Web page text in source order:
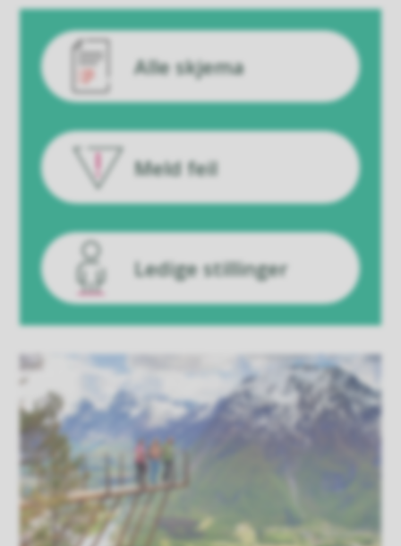
Alle skjema
Meld feil
Ledige stillinger